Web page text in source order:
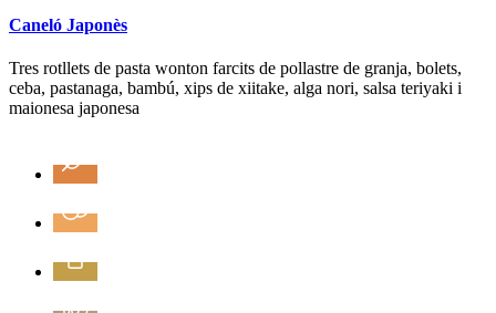
Caneló Japonès
Tres rotllets de pasta wonton farcits de pollastre de granja, bolets,
ceba, pastanaga, bambú, xips de xiitake, alga nori, salsa teriyaki i
maionesa japonesa